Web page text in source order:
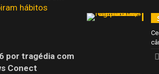
hábitos
por tragédia com
Conect